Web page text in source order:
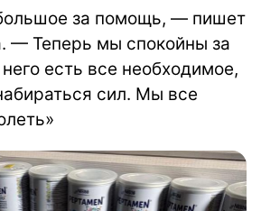
за помощь, — пишет
— Теперь мы спокойны за
есть все необходимое,
сил. Мы все